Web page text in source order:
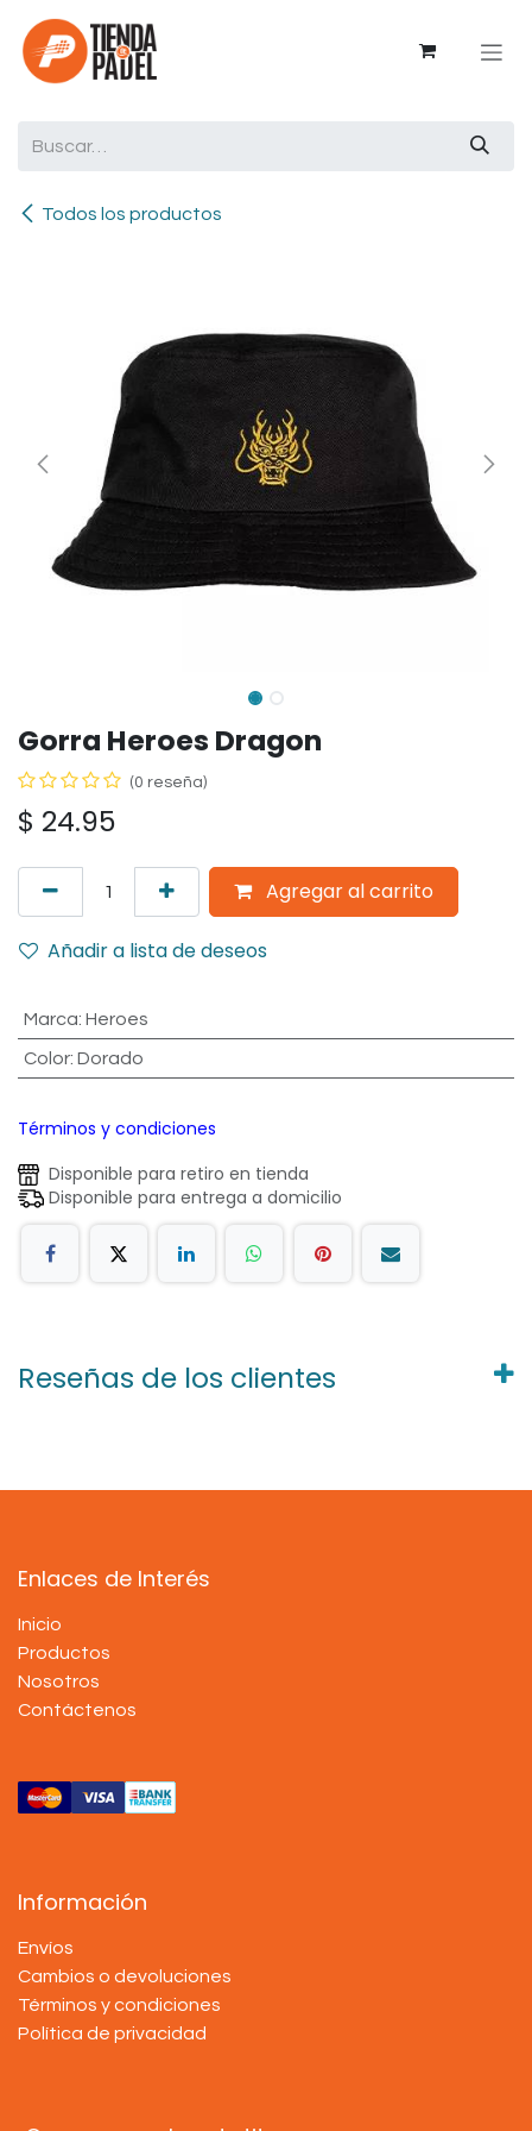
Ir al contenido
Todos los productos
Gorra Heroes Dragon
(0 reseña)
$ 24.95
Agregar al carrito
Añadir a lista de deseos
Marca: Heroes
Color: Dorado
Términos y condiciones
Disponible para retiro en tienda
Disponible para entrega a domicilio
Reseñas de los clientes
Enlaces de Interés
Inicio
Productos
Nosotros
Contáctenos
Información
Envíos
Cambios o devoluciones
Términos y condiciones
Política de privacidad